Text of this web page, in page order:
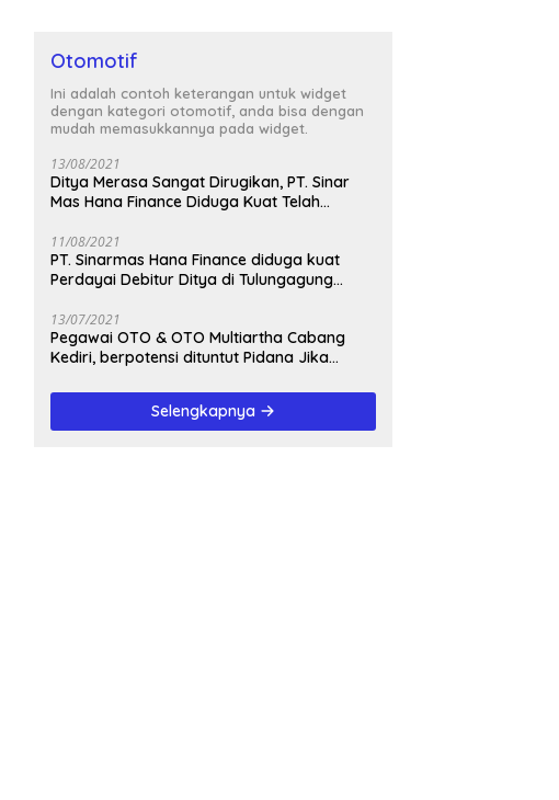
Otomotif
Ini adalah contoh keterangan untuk widget
dengan kategori otomotif, anda bisa dengan
mudah memasukkannya pada widget.
13/08/2021
Ditya Merasa Sangat Dirugikan, PT. Sinar
Mas Hana Finance Diduga Kuat Telah
11/08/2021
PT. Sinarmas Hana Finance diduga kuat
Perdayai Debitur Ditya di Tulungagung
13/07/2021
Pegawai OTO & OTO Multiartha Cabang
Kediri, berpotensi dituntut Pidana Jika
Selengkapnya